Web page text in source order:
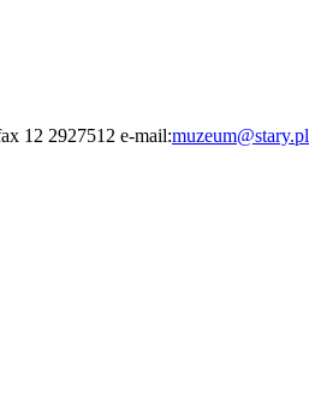
12 2927512 e-mail:muzeum@stary.pl